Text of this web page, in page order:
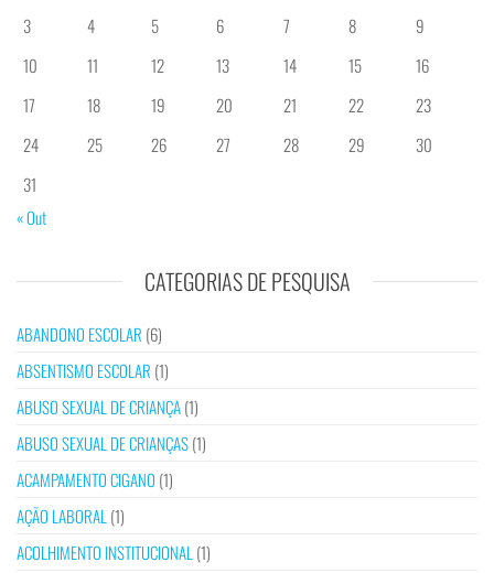
3
4 5 6 7 8
9
10
11 12 13 14 15
16
17
18 19 20 21 22
23
24
25 26 27 28 29
30
31
« Out
CATEGORIAS DE PESQUISA
ABANDONO ESCOLAR (6)
ABSENTISMO ESCOLAR (1)
ABUSO SEXUAL DE CRIANÇA(1)
ABUSO SEXUAL DE CRIANÇAS(1)
ACAMPAMENTO CIGANO (1)
AÇÃO LABORAL (1)
ACOLHIMENTO INSTITUCIONAL (1)